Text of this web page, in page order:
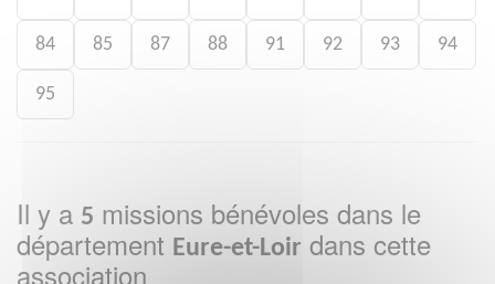
84 85 87 88 91 92 93 94
95
Il y a 5 missions bénévoles dans le
département Eure-et-Loir dans cette
association